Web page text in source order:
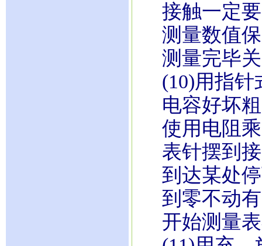
接触一定要
测量数值保
测量完毕关
(10)用指针
电容好坏粗
使用电阻乘
表针摆到接
到达某处停
到零不动有
开始测量表